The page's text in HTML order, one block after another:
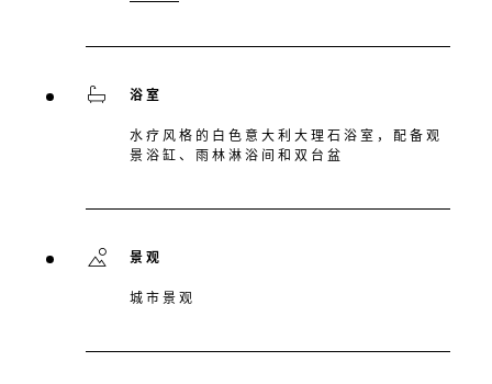
浴室
水疗风格的白色意大利大理石浴室，配备观
景浴缸、雨林淋浴间和双台盆
景观
城市景观